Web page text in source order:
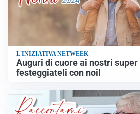
L'INIZIATIVA NETWEEK
Auguri di cuore ai nostri super
festeggiateli con noi!